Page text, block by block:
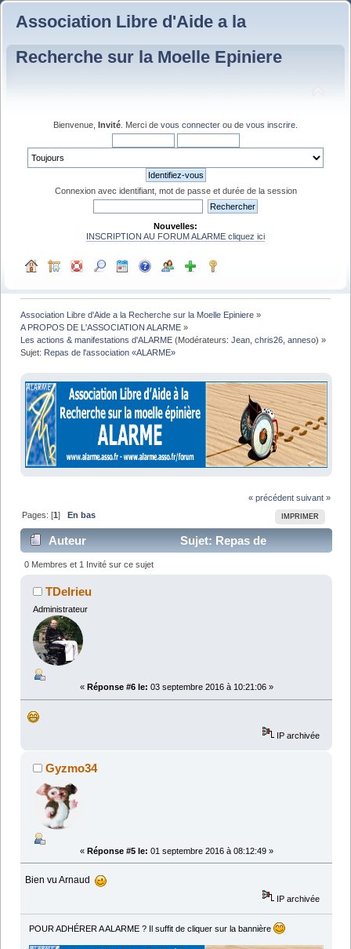
Association Libre d'Aide a la
Recherche sur la Moelle Epiniere
Bienvenue, Invité . Merci de vous connecter ou de vous inscrire
Connexion avec identifiant, mot de passe et durée de la session
Nouvelles:
INSCRIPTION AU FORUM ALARME cliquez ici
Association Libre d'Aide a la Recherche sur la Moelle Epiniere »
A PROPOS DE L'ASSOCIATION ALARME »
Les actions & manifestations d'ALARME (Modérateurs:Jean ,chris26 ,anneso) »
Sujet: Repas de l'association «ALARME»
« précédent suivant »
IMPRIMER
Pages: [1] En bas
Auteur
Sujet: Repas de
l'association «ALARME» (Lu 16138 fois)
0 Membres et 1 Invité sur ce sujet
TDelrieu
Administrateur
« Réponse #6 le: 03 septembre 2016 à 10:21:06 »
IP archivée
Gyzmo34
« Réponse #5 le: 01 septembre 2016 à 08:12:49 »
Bien vu Arnaud
IP archivée
POUR ADHÉRER A ALARME ? Il suffit de cliquer sur la bannière